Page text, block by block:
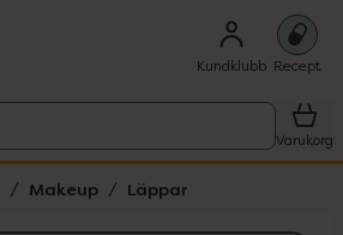
Kundklubb Recept
Varukorg
Makeup Läppar